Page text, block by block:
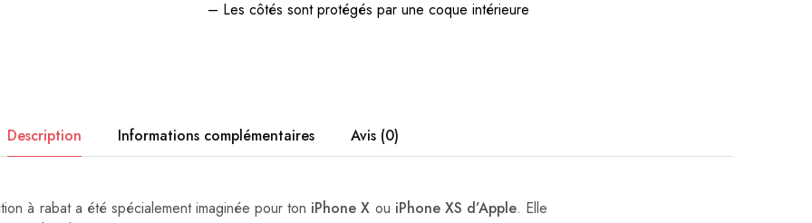
– Les côtés sont protégés par une coque intérieure
Description Informations complémentaires Avis (0)
à rabat a été spécialement imaginée pour ton iPhone X ou iPhone XS d’Apple. Elle